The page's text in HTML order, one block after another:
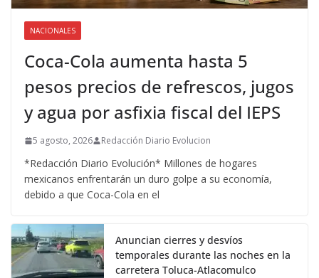
NACIONALES
Coca-Cola aumenta hasta 5
pesos precios de refrescos, jugos
y agua por asfixia fiscal del IEPS
5 agosto, 2026 Redacción Diario Evolucion
*Redacción Diario Evolución* Millones de hogares
mexicanos enfrentarán un duro golpe a su economía,
debido a que Coca-Cola en el
Anuncian cierres y desvíos
temporales durante las noches en la
carretera Toluca-Atlacomulco